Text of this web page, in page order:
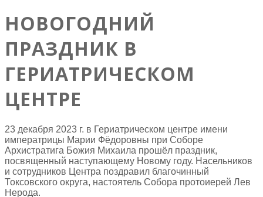
НОВОГОДНИЙ
ПРАЗДНИК В
ГЕРИАТРИЧЕСКОМ
ЦЕНТРЕ
23 декабря 2023 г. в Гериатрическом центре имени
императрицы Марии Фёдоровны при Соборе
Архистратига Божия Михаила прошёл праздник,
посвященный наступающему Новому году. Насельников
и сотрудников Центра поздравил благочинный
Токсовского округа, настоятель Собора протоиерей Лев
Нерода.